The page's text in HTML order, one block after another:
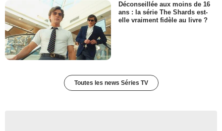
Déconseillée aux moins de 16
ans : la série The Shards est-
elle vraiment fidèle au livre ?
Toutes les news Séries TV